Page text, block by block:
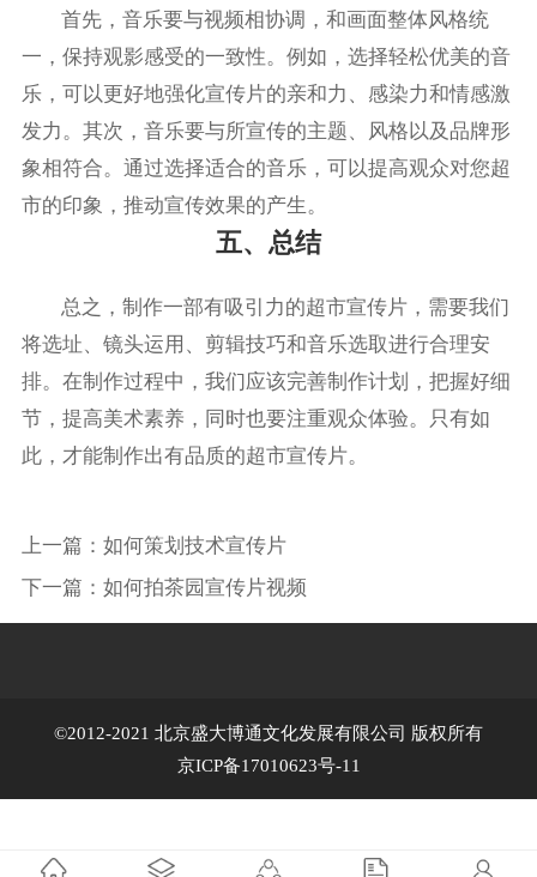
首先，音乐要与视频相协调，和画面整体风格统
一，保持观影感受的一致性。例如，选择轻松优美的音
乐，可以更好地强化宣传片的亲和力、感染力和情感激
发力。其次，音乐要与所宣传的主题、风格以及品牌形
象相符合。通过选择适合的音乐，可以提高观众对您超
市的印象，推动宣传效果的产生。
五、总结
总之，制作一部有吸引力的超市宣传片，需要我们
将选址、镜头运用、剪辑技巧和音乐选取进行合理安
排。在制作过程中，我们应该完善制作计划，把握好细
节，提高美术素养，同时也要注重观众体验。只有如
此，才能制作出有品质的超市宣传片。
上一篇： 如何策划技术宣传片
下一篇： 如何拍茶园宣传片视频
©2012-2021 北京盛大博通文化发展有限公司 版权所有
京ICP备17010623号-11